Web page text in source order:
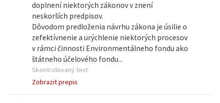
doplnení niektorých zákonov v znení
neskorších predpisov.
Dôvodom predloženia návrhu zákona je úsilie o
zefektívnenie a urýchlenie niektorých procesov
v rámci činnosti Environmentálneho fondu ako
štátneho účelového fondu...
Skontrolovaný text
Zobrazit prepis